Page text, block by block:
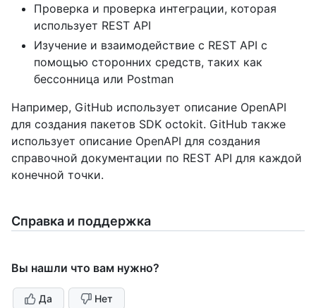
Проверка и проверка интеграции, которая
использует REST API
Изучение и взаимодействие с REST API с
помощью сторонних средств, таких как
бессонница или Postman
Например, GitHub использует описание OpenAPI
для создания пакетов SDK octokit. GitHub также
использует описание OpenAPI для создания
справочной документации по REST API для каждой
конечной точки.
Справка и поддержка
Вы нашли что вам нужно?
Да Нет